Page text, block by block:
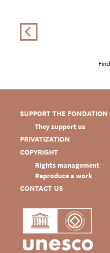
SUPPORT THE FONDATION
They support us
PRIVATIZATION
COPYRIGHT
Rights management
Reproduce a work
CONTACT US